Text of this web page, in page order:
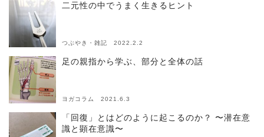
二元性の中でうまく生きるヒント
つぶやき・雑記 2022.2.2
足の親指から学ぶ、部分と全体の話
ヨガコラム 2021.6.3
「回復」とはどのように起こるのか？ 〜潜在意
識と顕在意識〜